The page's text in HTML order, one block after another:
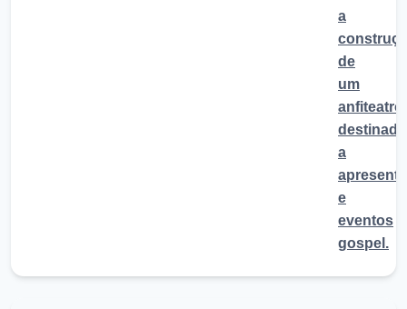
a
de
um
anfiteatro
destinado
a
e
eventos
gospel.